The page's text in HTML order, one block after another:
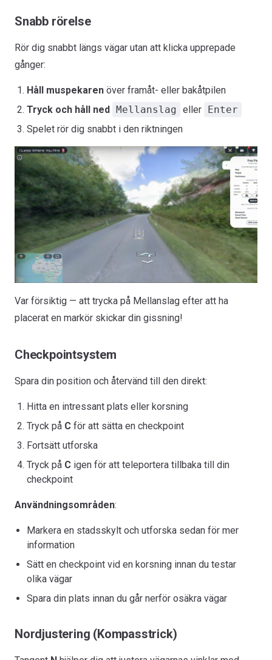
Snabb rörelse
Rör dig snabbt längs vägar utan att klicka upprepade
gånger:
Håll muspekaren över framåt- eller bakåtpilen
Tryck och håll ned Mellanslag eller Enter
Spelet rör dig snabbt i den riktningen
Var försiktig — att trycka på Mellanslag efter att ha
placerat en markör skickar din gissning!
Checkpointsystem
Spara din position och återvänd till den direkt:
Hitta en intressant plats eller korsning
Tryck på C för att sätta en checkpoint
Fortsätt utforska
Tryck på C igen för att teleportera tillbaka till din
checkpoint
Användningsområden:
Markera en stadsskylt och utforska sedan för mer
information
Sätt en checkpoint vid en korsning innan du testar
olika vägar
Spara din plats innan du går nerför osäkra vägar
Nordjustering (Kompasstrick)